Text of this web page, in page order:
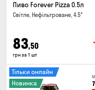
Пиво Forever Pizza 0.5л
Світле, Нефільтроване, 4.5°
83,50
грн за 1 шт
Тільки онлайн
Новинка